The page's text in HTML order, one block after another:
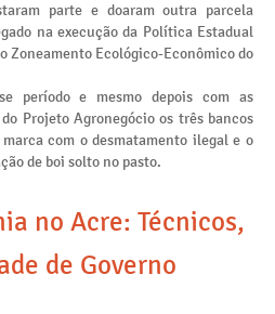
parte e doaram outra parcela
na execução da Política Estadual
Zoneamento Ecológico-Econômico do
período e mesmo depois com as
Projeto Agronegócio os três bancos
com o desmatamento ilegal e o
de boi solto no pasto.
no Acre: Técnicos,
de Governo